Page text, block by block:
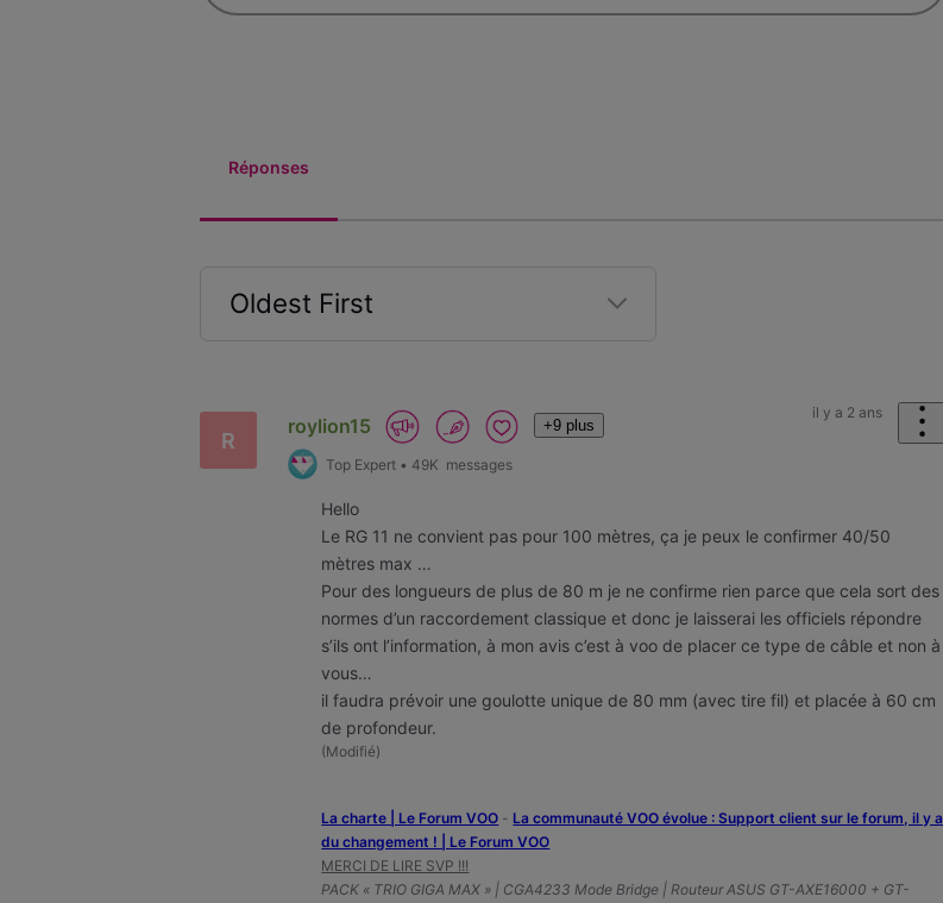
Réponses
Oldest First
First
R
roylion15 +9 plus
Top Expert• 49K messages
il y a 2 ans
Hello
Le RG 11 ne convient pas pour 100 mètres, ça je peux le confirmer 40/50
mètres max …
Pour des longueurs de plus de 80 m je ne confirme rien parce que cela sort des
normes d’un raccordement classique et donc je laisserai les officiels répondre
s’ils ont l’information, à mon avis c’est à voo de placer ce type de câble et non à
vous…
il faudra prévoir une goulotte unique de 80 mm (avec tire fil) et placée à 60 cm
de profondeur.
(Modifié)
La charte | Le Forum VOO - ‎La communauté VOO évolue : Support client sur le forum, il y a
du changement ! | Le Forum VOO
MERCI DE LIRE SVP !!!
PACK « TRIO GIGA MAX » | CGA4233 Mode Bridge | Routeur ASUS GT-AXE16000 + GT-